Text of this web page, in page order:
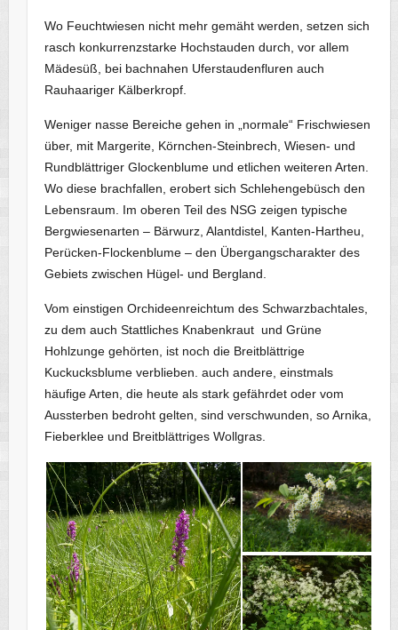
Wo Feuchtwiesen nicht mehr gemäht werden, setzen sich
rasch konkurrenzstarke Hochstauden durch, vor allem
Mädesüß, bei bachnahen Uferstaudenfluren auch
Rauhaariger Kälberkropf.
Weniger nasse Bereiche gehen in „normale“ Frischwiesen
über, mit Margerite, Körnchen-Steinbrech, Wiesen- und
Rundblättriger Glockenblume und etlichen weiteren Arten.
Wo diese brachfallen, erobert sich Schlehengebüsch den
Lebensraum. Im oberen Teil des NSG zeigen typische
Bergwiesenarten – Bärwurz, Alantdistel, Kanten-Hartheu,
Perücken-Flockenblume – den Übergangscharakter des
Gebiets zwischen Hügel- und Bergland.
Vom einstigen Orchideenreichtum des Schwarzbachtales,
zu dem auch Stattliches Knabenkraut und Grüne
Hohlzunge gehörten, ist noch die Breitblättrige
Kuckucksblume verblieben. auch andere, einstmals
häufige Arten, die heute als stark gefährdet oder vom
Aussterben bedroht gelten, sind verschwunden, so Arnika,
Fieberklee und Breitblättriges Wollgras.